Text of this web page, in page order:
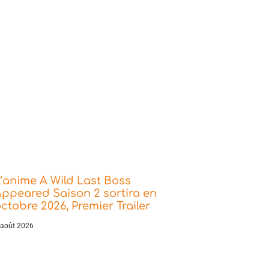
A Wild Last Boss
Saison 2 sortira en
2026, Premier Trailer
2026